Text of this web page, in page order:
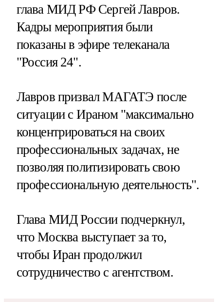
глава МИД РФ Сергей Лавров.
Кадры мероприятия были
показаны в эфире телеканала
"Россия 24".
Лавров призвал МАГАТЭ после
ситуации с Ираном "максимально
концентрироваться на своих
профессиональных задачах, не
позволяя политизировать свою
профессиональную деятельность".
Глава МИД России подчеркнул,
что Москва выступает за то,
чтобы Иран продолжил
сотрудничество с агентством.